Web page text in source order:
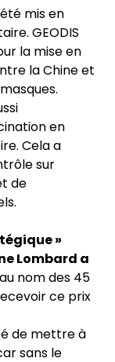
mis en
GEODIS
la mise en
la Chine et
en
Cela a
sur
de
»
Lombard a
nom des 45
ce prix
de mettre à
sans le